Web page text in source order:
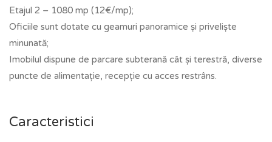
Etajul 2 – 1080 mp (12€/mp);
Oficiile sunt dotate cu geamuri panoramice și priveliște
minunată;
Imobilul dispune de parcare subterană cât și terestră, diverse
puncte de alimentație, recepție cu acces restrâns.
Caracteristici